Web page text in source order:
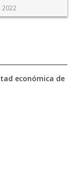
2022
económica de